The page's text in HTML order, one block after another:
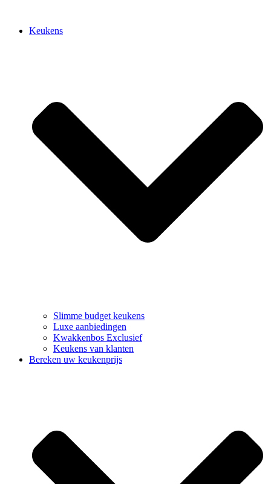
Keukens
Slimme budget keukens
Luxe aanbiedingen
Kwakkenbos Exclusief
Keukens van klanten
Bereken uw keukenprijs